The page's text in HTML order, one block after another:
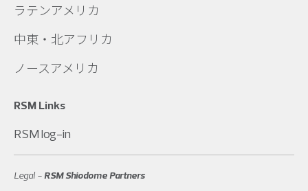
ラテンアメリカ
中東・北アフリカ
ノースアメリカ
RSM Links
RSM log-in
Legal -RSM Shiodome Partners